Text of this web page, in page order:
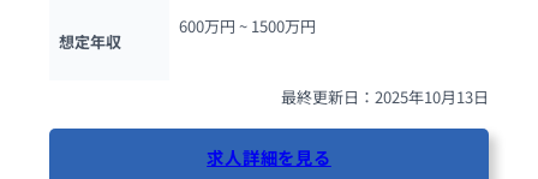
想定年収
600万円 ~ 1500万円
最終更新日：2025年10月13日
求人詳細を見る